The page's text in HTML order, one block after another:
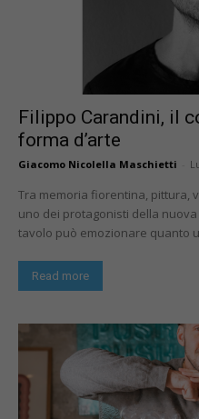
Filippo Carandini, il
forma d’arte
Giacomo Nicolella Maschietti
Tra memoria fiorentina, pittura,
uno dei protagonisti della
tavolo può emozionare quanto
Read more